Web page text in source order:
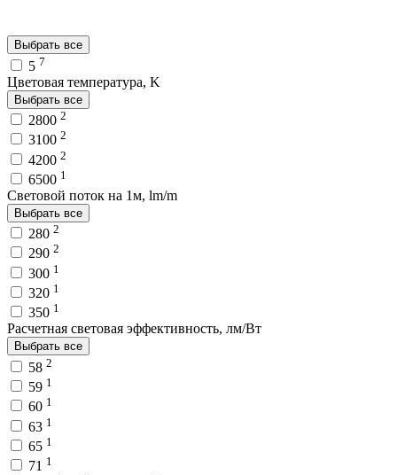
Выбрать все
5 7
Цветовая температура, K
Выбрать все
2800 2
3100 2
4200 2
6500 1
Световой поток на 1м, lm/m
Выбрать все
280 2
290 2
300 1
320 1
350 1
Расчетная световая эффективность, лм/Вт
Выбрать все
58 2
59 1
60 1
63 1
65 1
71 1